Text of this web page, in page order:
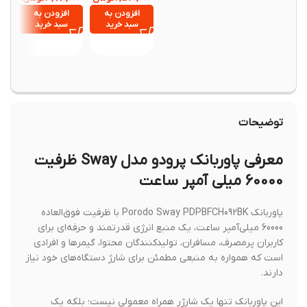
Charger)
افزودن به
سبد خرید
YY001
افزودن به
سبد خرید
توضیحات
معرفی پاوربانک پرودو مدل Sway ظرفیت
60000 میلی آمپر ساعت
پاوربانک Porodo Sway PDPBFCH092BK با ظرفیت فوق‌العاده
60000 میلی‌آمپر ساعت، یک منبع انرژی قدرتمند و حرفه‌ای برای
کاربران پرمصرف، مسافران، تولیدکنندگان محتوا، گیمرها و افرادی
است که همواره به منبعی مطمئن برای شارژ دستگاه‌های خود نیاز
دارند.
این پاوربانک تنها یک شارژر همراه معمولی نیست؛ بلکه یک